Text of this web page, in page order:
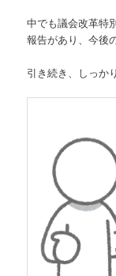
中でも議会改革特
報告があり、今後
引き続き、しっか